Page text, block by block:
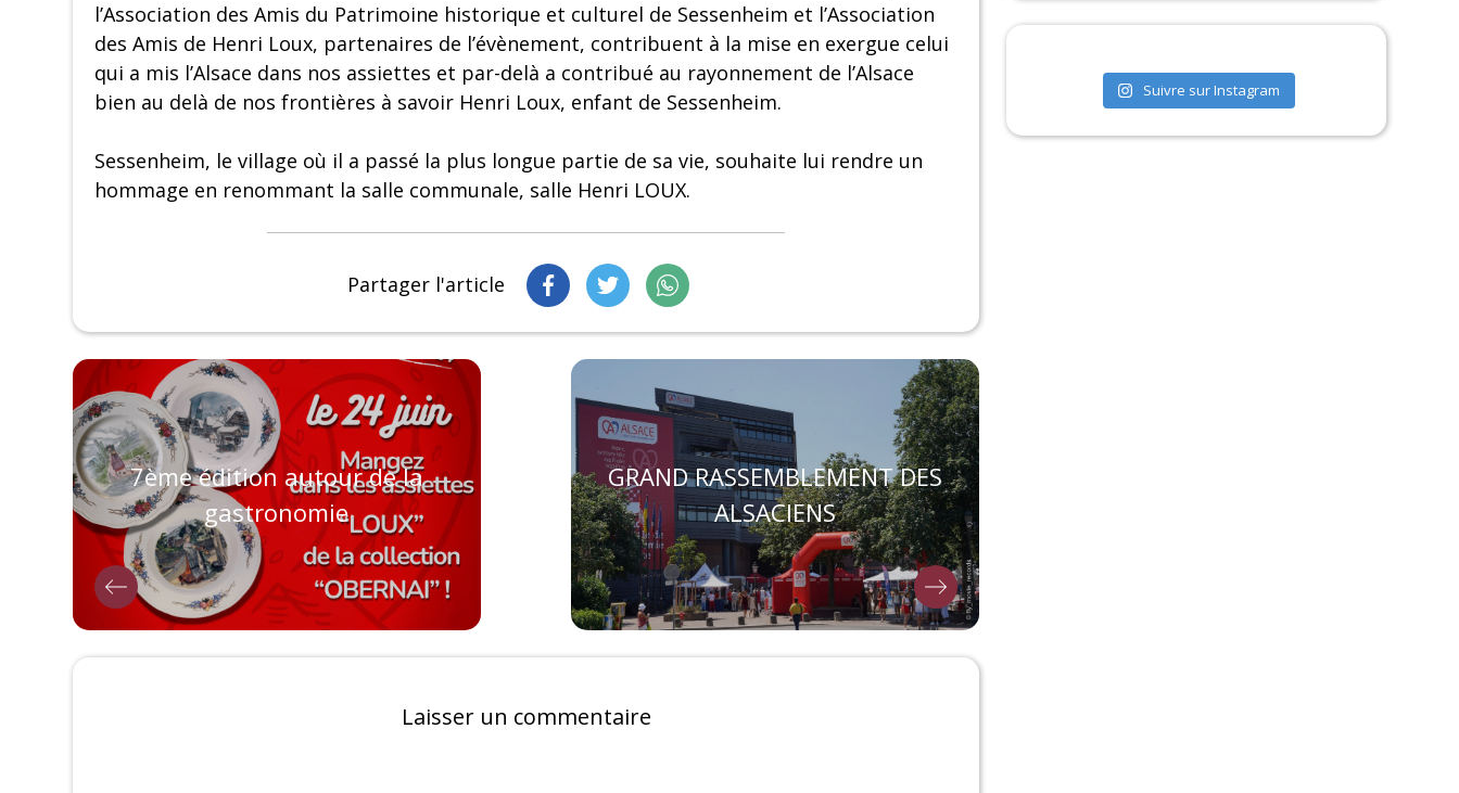
l’Association des Amis du Patrimoine historique et culturel de Sessenheim et l’Association
des Amis de Henri Loux, partenaires de l’évènement, contribuent à la mise en exergue celui
qui a mis l’Alsace dans nos assiettes et par-delà a contribué au rayonnement de l’Alsace
bien au delà de nos frontières à savoir Henri Loux, enfant de Sessenheim.
Sessenheim, le village où il a passé la plus longue partie de sa vie, souhaite lui rendre un
hommage en renommant la salle communale, salle Henri LOUX.
Partager l'article
7ème édition autour de la
gastronomie
GRAND RASSEMBLEMENT DES
ALSACIENS
Laisser un commentaire
Suivre sur Instagram